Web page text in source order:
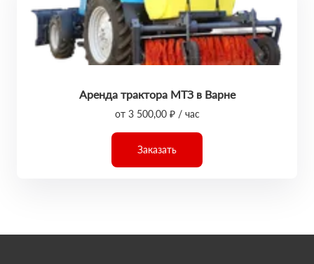
Аренда трактора МТЗ в Варне
от 3 500,00 ₽ / час
Заказать